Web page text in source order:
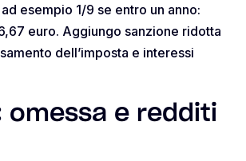
esempio 1/9 se entro un anno:
euro. Aggiungo sanzione ridotta
dell’imposta e interessi
omessa e redditi